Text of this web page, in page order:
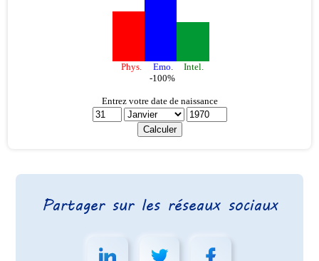
Partager sur les réseaux sociaux